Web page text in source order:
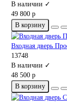
В наличии ✓
49 800 р
В корзину
Входная дверь
13748
В наличии ✓
48 500 р
В корзину